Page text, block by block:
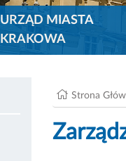
URZĄD MIASTA
KRAKOWA
Strona